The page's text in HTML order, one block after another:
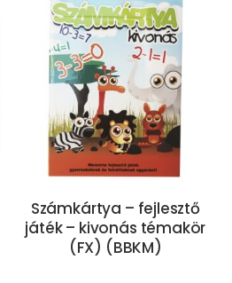
Számkártya – fejlesztő
játék – kivonás témakör
(FX) (BBKM)